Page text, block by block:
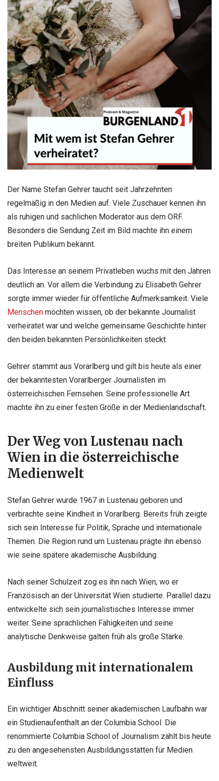
Der Name Stefan Gehrer taucht seit Jahrzehnten
regelmäßig in den Medien auf. Viele Zuschauer kennen ihn
als ruhigen und sachlichen Moderator aus dem ORF.
Besonders die Sendung Zeit im Bild machte ihn einem
breiten Publikum bekannt.
Das Interesse an seinem Privatleben wuchs mit den Jahren
deutlich an. Vor allem die Verbindung zu Elisabeth Gehrer
sorgte immer wieder für öffentliche Aufmerksamkeit. Viele
Menschen möchten wissen, ob der bekannte Journalist
verheiratet war und welche gemeinsame Geschichte hinter
den beiden bekannten Persönlichkeiten steckt.
Gehrer stammt aus Vorarlberg und gilt bis heute als einer
der bekanntesten Vorarlberger Journalisten im
österreichischen Fernsehen. Seine professionelle Art
machte ihn zu einer festen Größe in der Medienlandschaft.
Der Weg von Lustenau nach
Wien in die österreichische
Medienwelt
Stefan Gehrer wurde 1967 in Lustenau geboren und
verbrachte seine Kindheit in Vorarlberg. Bereits früh zeigte
sich sein Interesse für Politik, Sprache und internationale
Themen. Die Region rund um Lustenau prägte ihn ebenso
wie seine spätere akademische Ausbildung.
Nach seiner Schulzeit zog es ihn nach Wien, wo er
Französisch an der Universität Wien studierte. Parallel dazu
entwickelte sich sein journalistisches Interesse immer
weiter. Seine sprachlichen Fähigkeiten und seine
analytische Denkweise galten früh als große Stärke.
Ausbildung mit internationalem
Einfluss
Ein wichtiger Abschnitt seiner akademischen Laufbahn war
ein Studienaufenthalt an der Columbia School. Die
renommierte Columbia School of Journalism zählt bis heute
zu den angesehensten Ausbildungsstätten für Medien
weltweit.